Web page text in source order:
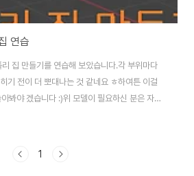
연습
집 만들기를 연습해 보았습니다.각 부위마다
기 전이 더 뽀대나는 것 같네요 ㅎ하여튼 이걸
봐야 겠습니다 :)위 모델이 필요하신 분은 자유
1